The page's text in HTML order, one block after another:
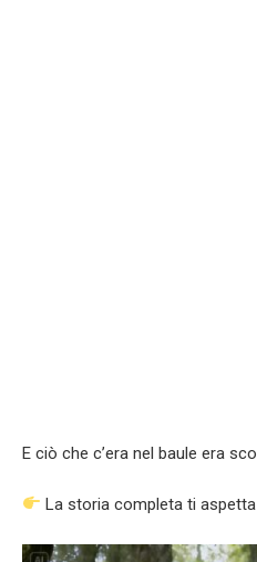
E ciò che c’era nel baule era
La storia completa ti